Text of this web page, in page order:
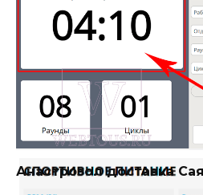
ОПУБЛИКОВАНО
Анастрозол доставка